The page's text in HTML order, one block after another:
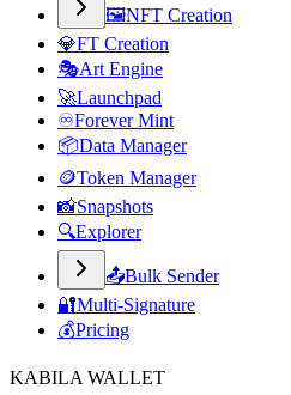
🖼️NFT Creation
💎FT Creation
🎭Art Engine
🚀Launchpad
♾️Forever Mint
📦Data Manager
🪙Token Manager
📸Snapshots
🔍Explorer
📤Bulk Sender
🔐Multi-Signature
💰Pricing
KABILA WALLET